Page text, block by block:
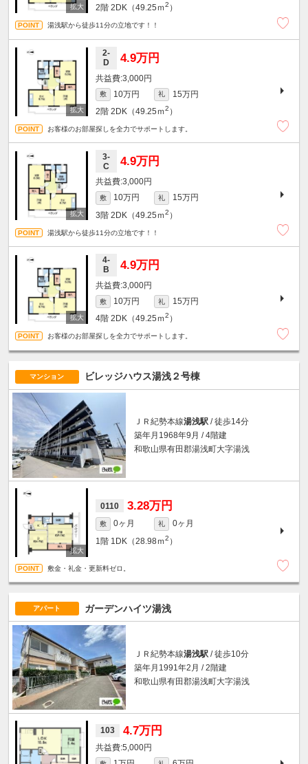
2階 2DK（49.25ｍ2 ）
湯浅駅から徒歩11分の立地です！！
2-
D
4.9万円
3,000円
敷 10万円 礼
15万円
2階 2DK（49.25ｍ2 ）
お客様のお部屋探しを全力でサポートします。
3-
C
4.9万円
3,000円
敷 10万円 礼
15万円
3階 2DK（49.25ｍ2 ）
湯浅駅から徒歩11分の立地です！！
4-
B
4.9万円
3,000円
敷 10万円 礼
15万円
4階 2DK（49.25ｍ2 ）
お客様のお部屋探しを全力でサポートします。
マンション ビレッジハウス湯浅２号棟
ＪＲ紀勢本線湯浅駅 / 徒歩14分
築年月1968年9月 / 4階建
和歌山県有田郡湯浅町大字湯浅
0110 3.28万円
敷 0ヶ月 礼
0ヶ月
1階 1DK（28.98ｍ2 ）
敷金・礼金・更新料ゼロ。
アパート ガーデンハイツ湯浅
ＪＲ紀勢本線湯浅駅 / 徒歩10分
築年月1991年2月 / 2階建
和歌山県有田郡湯浅町大字湯浅
103 4.7万円
5,000円